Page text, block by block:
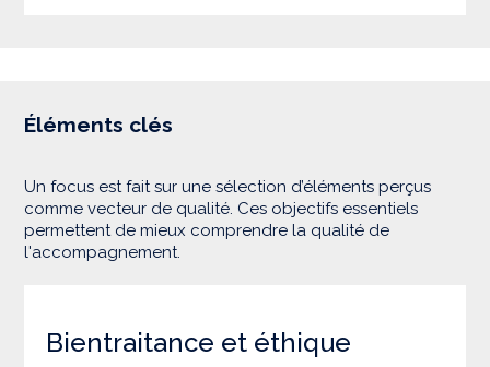
Éléments clés
Un focus est fait sur une sélection d’éléments perçus
comme vecteur de qualité. Ces objectifs essentiels
permettent de mieux comprendre la qualité de
l'accompagnement.
Bientraitance et éthique